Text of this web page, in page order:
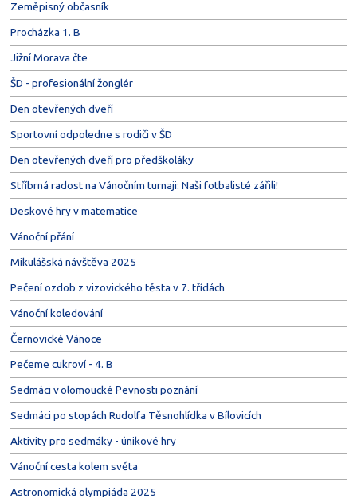
Zeměpisný občasník
Procházka 1. B
Jižní Morava čte
ŠD - profesionální žonglér
Den otevřených dveří
Sportovní odpoledne s rodiči v ŠD
Den otevřených dveří pro předškoláky
Stříbrná radost na Vánočním turnaji: Naši fotbalisté zářili!
Deskové hry v matematice
Vánoční přání
Mikulášská návštěva 2025
Pečení ozdob z vizovického těsta v 7. třídách
Vánoční koledování
Černovické Vánoce
Pečeme cukroví - 4. B
Sedmáci v olomoucké Pevnosti poznání
Sedmáci po stopách Rudolfa Těsnohlídka v Bílovicích
Aktivity pro sedmáky - únikové hry
Vánoční cesta kolem světa
Astronomická olympiáda 2025